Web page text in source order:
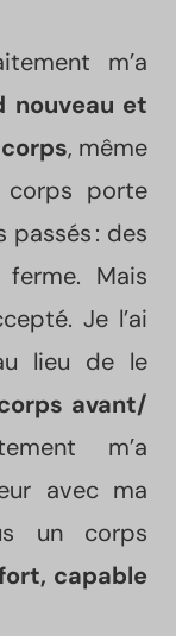
m’a
nouveau et
, même
corps porte
: des
Mais
Je l’ai
lieu de le
avant/
m’a
avec ma
un corps
capable